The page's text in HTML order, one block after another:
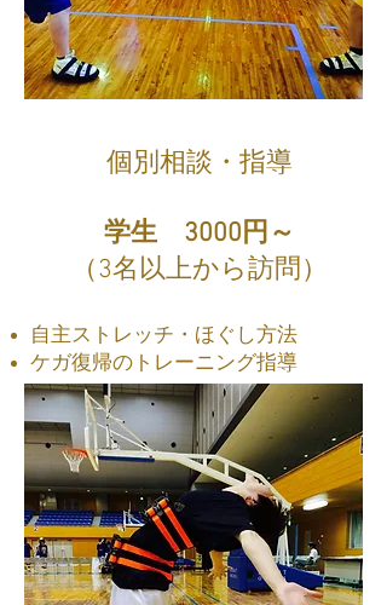
個別相談・指導
​学生 3000円～
​（3名以上から訪問）
自主ストレッチ・ほぐし方法
ケガ復帰のトレーニング指導